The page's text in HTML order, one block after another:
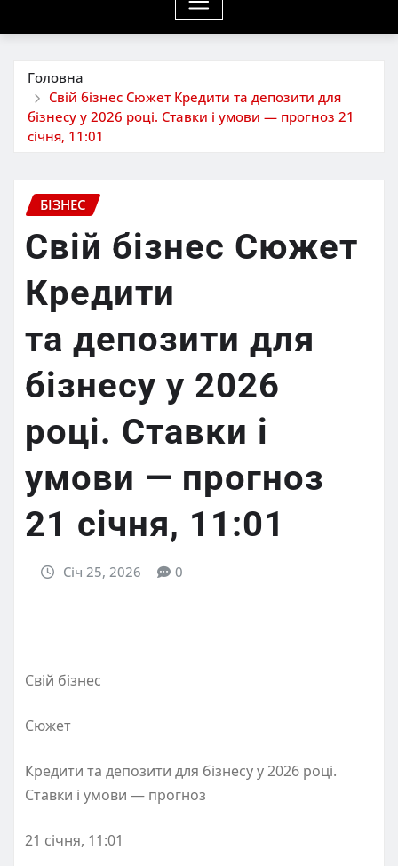
Головна
Свій бізнес Сюжет Кредити та депозити для
бізнесу у 2026 році. Ставки і умови — прогноз 21
січня, 11:01
БІЗНЕС
Свій бізнес Сюжет
Кредити
та депозити для
бізнесу у 2026
році. Ставки і
умови — прогноз
21 січня, 11:01
Січ 25, 2026 0
Свій бізнес
Сюжет
Кредити та депозити для бізнесу у 2026 році.
Ставки і умови — прогноз
21 січня, 11:01